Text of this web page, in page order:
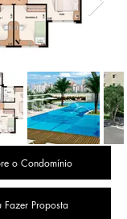
o Condomínio
Proposta